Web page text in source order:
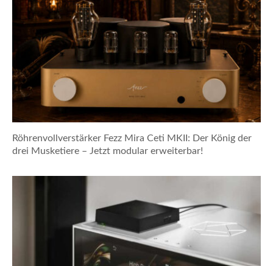
Röhrenvollverstärker Fezz Mira Ceti MKII: Der König der
drei Musketiere – Jetzt modular erweiterbar!